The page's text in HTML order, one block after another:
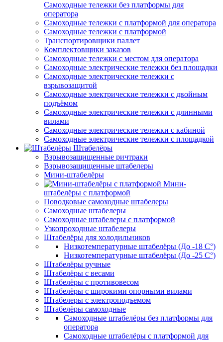
Самоходные тележки без платформы для
оператора
Самоходные тележки с платформой для оператора
Самоходные тележки с платформой
Транспортировщики паллет
Комплектовщики заказов
Самоходные тележки с местом для оператора
Самоходные электрические тележки без площадки
Самоходные электрические тележки с
взрывозащитой
Самоходные электрические тележки с двойным
подъёмом
Самоходные электрические тележки с длинными
вилами
Самоходные электрические тележки с кабиной
Самоходные электрические тележки с площадкой
Штабелёры
Взрывозащищенные ричтраки
Взрывозащищенные штабелеры
Мини-штабелёры
Мини-
штабелёры с платформой
Поводковые самоходные штабелеры
Самоходные штабелеры
Самоходные штабелеры с платформой
Узкопроходные штабелеры
Штабелёры для холодильников
Низкотемпературные штабелёры (До -18 C°)
Низкотемпературные штабелёры (До -25 C°)
Штабелёры ручные
Штабелёры с весами
Штабелёры с противовесом
Штабелёры с широкими опорными вилами
Штабелеры с электроподъемом
Штабелёры самоходные
Самоходные штабелёры без платформы для
оператора
Самоходные штабелёры с платформой для